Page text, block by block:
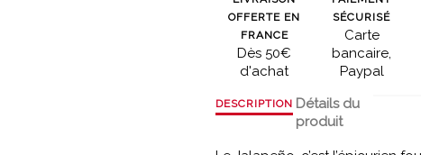
OFFERTE EN
FRANCE
Dès 50€
d'achat
SÉCURISÉ
Carte
bancaire,
Paypal
DESCRIPTION Détails du
produit